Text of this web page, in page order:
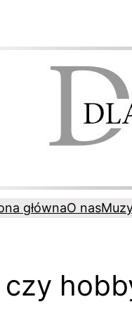
głównaO nas